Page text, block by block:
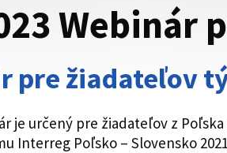
Webinár
pre žiadateľov
je určený pre žiadateľov z
Interreg Poľsko – Slovensko